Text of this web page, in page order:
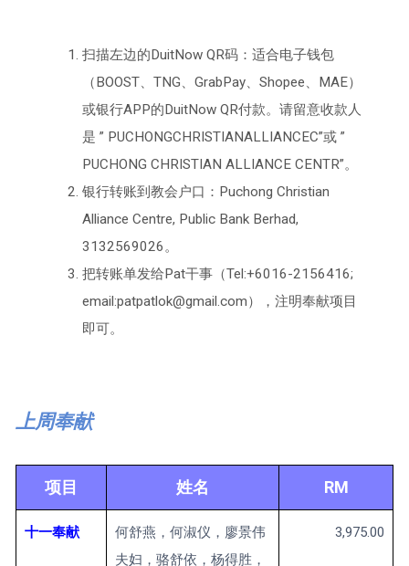
扫描左边的DuitNow QR码：适合电子钱包
（BOOST、TNG、GrabPay、Shopee、MAE）
或银行APP的DuitNow QR付款。请留意收款人
是 ” PUCHONGCHRISTIANALLIANCEC”或 ”
PUCHONG CHRISTIAN ALLIANCE CENTR”。
银行转账到教会户口：Puchong Christian
Alliance Centre, Public Bank Berhad,
3132569026。
把转账单发给Pat干事（Tel:+6016-2156416;
email:patpatlok@gmail.com），注明奉献项目
即可。
上周奉献
项目 姓名 RM
十一奉献
何舒燕，何淑仪，廖景伟
夫妇，骆舒依，杨得胜，
3,975.00